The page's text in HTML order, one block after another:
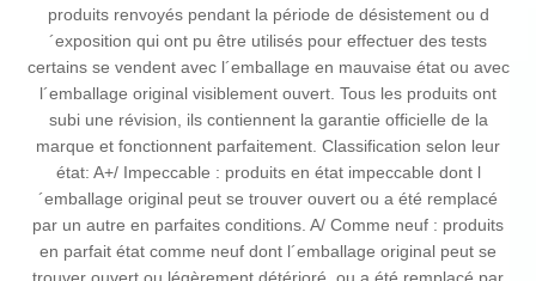
produits renvoyés pendant la période de désistement ou d
´exposition qui ont pu être utilisés pour effectuer des tests
certains se vendent avec l´emballage en mauvaise état ou avec
l´emballage original visiblement ouvert. Tous les produits ont
subi une révision, ils contiennent la garantie officielle de la
marque et fonctionnent parfaitement. Classification selon leur
état: A+/ Impeccable : produits en état impeccable dont l
´emballage original peut se trouver ouvert ou a été remplacé
par un autre en parfaites conditions. A/ Comme neuf : produits
en parfait état comme neuf dont l´emballage original peut se